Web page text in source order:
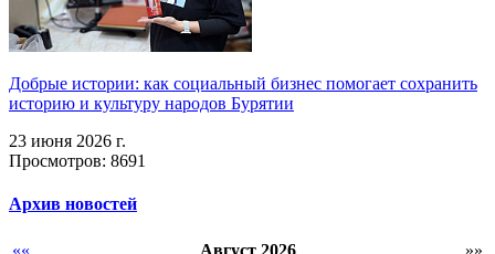
Добрые истории: как социальный бизнес помогает сохранить
историю и культуру народов Бурятии
23 июня 2026 г.
Просмотров: 8691
Архив новостей
«« Август 2026 »»